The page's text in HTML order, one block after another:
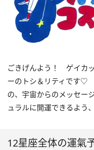
ごきげんよう！ ゲイカ
ーのトシ＆リティです♡
の、宇宙からのメッセー
ュラルに開運できるよう
12星座全体の運氣